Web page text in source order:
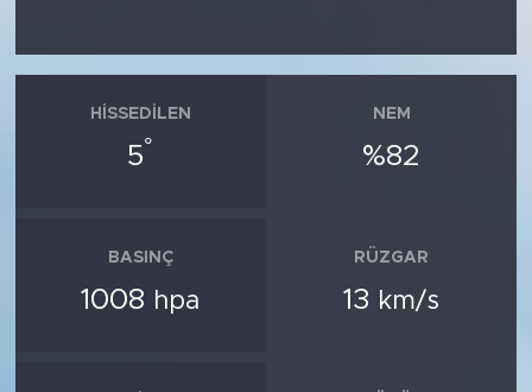
HISSEDILEN
5°
NEM
%82
BASINÇ
1008 hpa
RÜZGAR
13 km/s